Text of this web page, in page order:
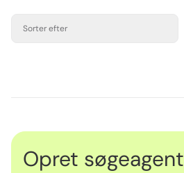
Sorter efter
Opret søgeagent